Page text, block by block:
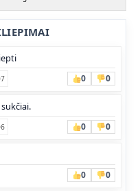
0 0
0 0
0 0